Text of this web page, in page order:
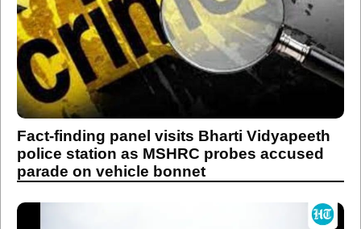
Fact-finding panel visits Bharti Vidyapeeth
police station as MSHRC probes accused
parade on vehicle bonnet